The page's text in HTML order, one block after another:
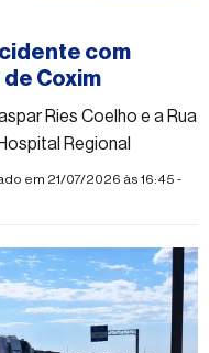
com
Coxim
Ries Coelho e a Rua
Regional
em 21/07/2026 às 16:45 -